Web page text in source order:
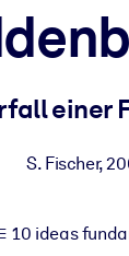
usar.
einer
S. Fischer,
10 ideas